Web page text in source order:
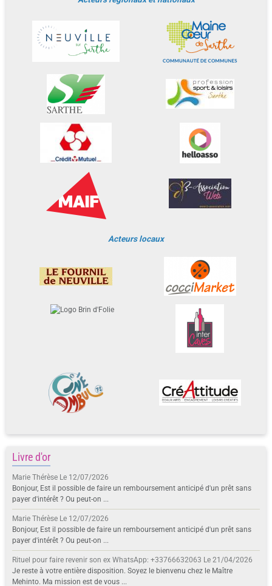
Acteurs locaux
Livre d'or
Marie Thérèse Le 12/07/2026
Bonjour, Est il possible de faire un remboursement anticipé d'un prêt sans
payer d'intérêt ? Ou peut-on ...
Marie Thérèse Le 12/07/2026
Bonjour, Est il possible de faire un remboursement anticipé d'un prêt sans
payer d'intérêt ? Ou peut-on ...
Rituel pour faire revenir son ex WhatsApp: +33766632063 Le 21/04/2026
Je reste à votre entière disposition. Soyez le bienvenu chez le Maître
Mehinto. Ma mission est de vous ...